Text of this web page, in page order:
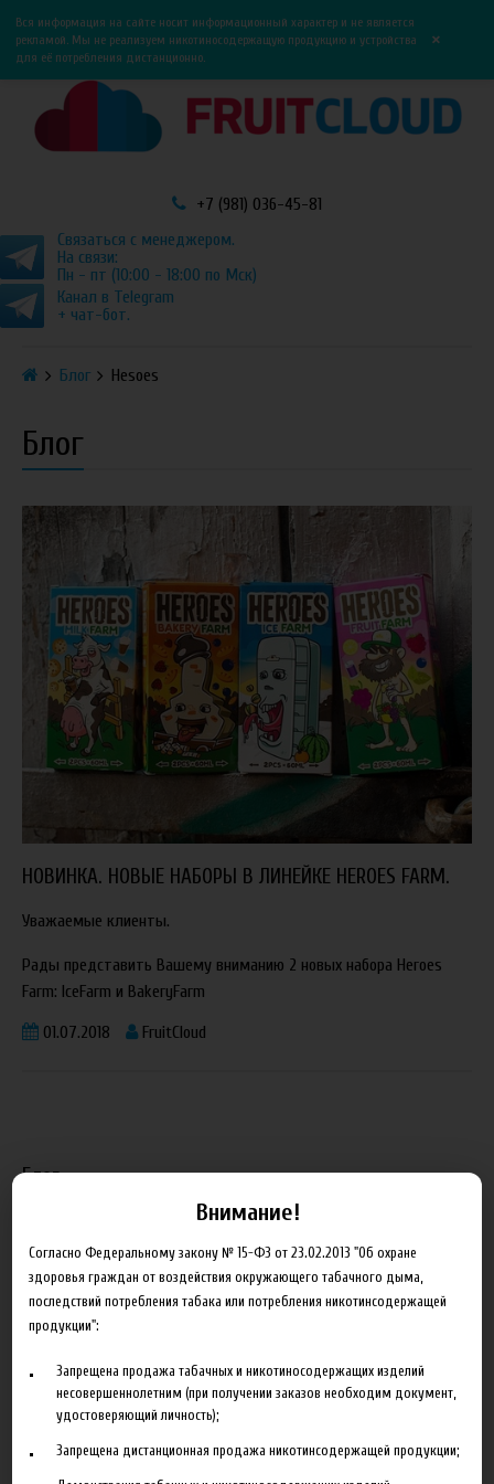
0
Вся информация на сайте носит информационный характер и не является
рекламой. Мы не реализуем никотиносодержащую продукцию и устройства
для её потребления дистанционно.
×
+7 (981) 036-45-81
Связаться с менеджером.
На связи:
Пн - пт (10:00 - 18:00 по Мск)
Канал в Telegram
+ чат-бот.
Блог Hesoes
Блог
НОВИНКА. НОВЫЕ НАБОРЫ В ЛИНЕЙКЕ HEROES FARM.
Уважаемые клиенты.
Рады представить Вашему вниманию 2 новых набора Heroes
Farm: IceFarm и BakeryFarm
01.07.2018 FruitCloud
Блог
Ароматизаторы Xian Taima в наличии
Новая линейка жидкостей Time Travel Machine
Новинка. Новые наборы в линейке Heroes Farm.
Внимание!
Согласно Федеральному закону № 15-ФЗ от 23.02.2013 "Об охране
здоровья граждан от воздействия окружающего табачного дыма,
последствий потребления табака или потребления никотинсодержащей
продукции":
Запрещена продажа табачных и никотиносодержащих изделий
несовершеннолетним (при получении заказов необходим документ,
удостоверяющий личность);
Запрещена дистанционная продажа никотинсодержащей продукции;